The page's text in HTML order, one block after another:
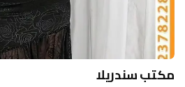
مكتب سندريلا